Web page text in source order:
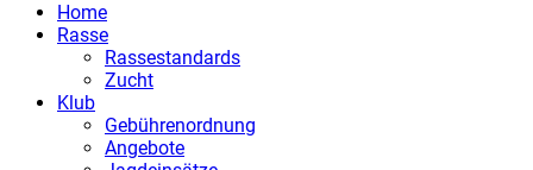
Home
Rasse
Rassestandards
Zucht
Klub
Gebührenordnung
Angebote